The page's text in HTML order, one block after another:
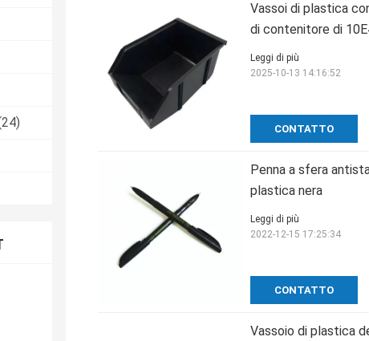
Vassoi di plastica
di contenitore di
CONTATTO
Leggi di più
2025-10-13 14:16:52
Penna a sfera
plastica nera
CONTATTO
Leggi di più
2022-12-15 17:25:34
Vassoio di plastica